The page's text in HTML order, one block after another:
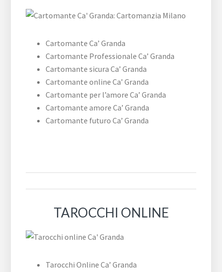
Cartomante Ca’ Granda
Cartomante Professionale Ca’ Granda
Cartomante sicura Ca’ Granda
Cartomante online Ca’ Granda
Cartomante per l’amore Ca’ Granda
Cartomante amore Ca’ Granda
Cartomante futuro Ca’ Granda
TAROCCHI ONLINE
Tarocchi Online Ca’ Granda